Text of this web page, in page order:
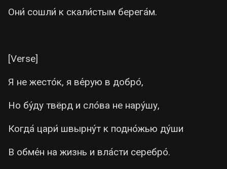
Они́ сошли́ к скали́стым берега́м.
[Verse]
Я не жесто́к, я ве́рую в добро́,
Но бу́ду твёрд и сло́ва не нару́шу,
Когда́ цари́ швырну́т к подно́жью ду́ши
В обме́н на жизнь и вла́сти серебро́.